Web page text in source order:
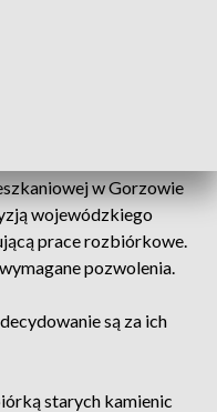
w Gorzowie
wojewódzkiego
prace rozbiórkowe.
pozwolenia.
są za ich
starych kamienic